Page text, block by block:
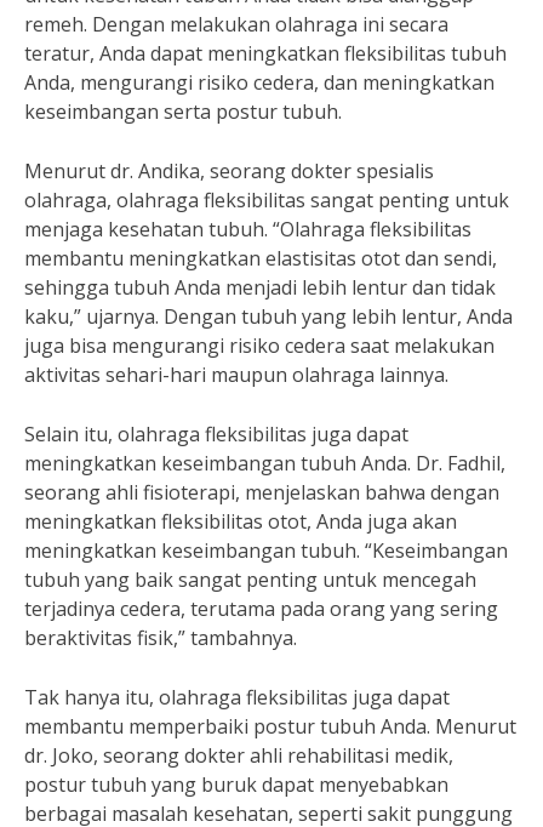
remeh. Dengan melakukan olahraga ini secara
teratur, Anda dapat meningkatkan fleksibilitas tubuh
Anda, mengurangi risiko cedera, dan meningkatkan
keseimbangan serta postur tubuh.
Menurut dr. Andika, seorang dokter spesialis
olahraga, olahraga fleksibilitas sangat penting untuk
menjaga kesehatan tubuh. “Olahraga fleksibilitas
membantu meningkatkan elastisitas otot dan sendi,
sehingga tubuh Anda menjadi lebih lentur dan tidak
kaku,” ujarnya. Dengan tubuh yang lebih lentur, Anda
juga bisa mengurangi risiko cedera saat melakukan
aktivitas sehari-hari maupun olahraga lainnya.
Selain itu, olahraga fleksibilitas juga dapat
meningkatkan keseimbangan tubuh Anda. Dr. Fadhil,
seorang ahli fisioterapi, menjelaskan bahwa dengan
meningkatkan fleksibilitas otot, Anda juga akan
meningkatkan keseimbangan tubuh. “Keseimbangan
tubuh yang baik sangat penting untuk mencegah
terjadinya cedera, terutama pada orang yang sering
beraktivitas fisik,” tambahnya.
Tak hanya itu, olahraga fleksibilitas juga dapat
membantu memperbaiki postur tubuh Anda. Menurut
dr. Joko, seorang dokter ahli rehabilitasi medik,
postur tubuh yang buruk dapat menyebabkan
berbagai masalah kesehatan, seperti sakit punggung